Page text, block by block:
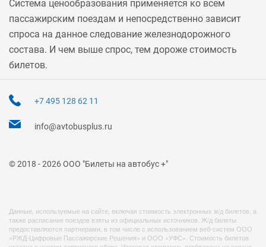
Система ценообразования применяется ко всем
пассажирским поездам и непосредственно зависит
спроса на данное следование железнодорожного
состава. И чем выше спрос, тем дороже стоимость
билетов.
+7 495 128 62 11
info@avtobusplus.ru
© 2018 - 2026 ООО "Билеты на автобус +"
Данные, используемые на сайте, включая стоимость электронных ж/д билетов, а
также расписание поездов взяты из официальных источников. Ж/д билеты
предоставляются партнерами, в том числе с использованием веб-систем ООО
«РЖД-Цифровые Пассажирские Решения» и ООО «УФС». Стоимость билетов